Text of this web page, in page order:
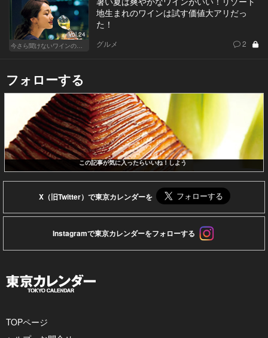
Vol.24
地生まれのワインは試す価値大アリだっ
た！
グルメ 2
フォローする
この記事が気に入ったらいいね！しよう
X（旧Twitter）で東京カレンダーを
Instagramで東京カレンダーをフォローする
TOPページ